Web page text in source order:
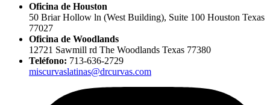
Oficina de Houston
50 Briar Hollow ln (West Building), Suite 100 Houston Texas
77027
Oficina de Woodlands
12721 Sawmill rd The Woodlands Texas 77380
Teléfono: 713-636-2729
miscurvaslatinas@drcurvas.com